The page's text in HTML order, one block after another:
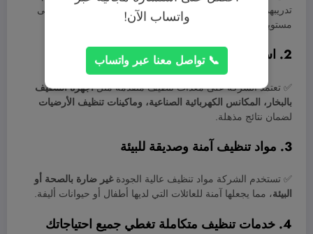
واتساب الآن!
📞 تواصل معنا عبر واتساب
تدريبهم على أحدث تقنيات وأساليب التنظيف لضمان تحقيق أعلى
مستويات النظافة.
2. استخدام أحدث المعدات والتقنيات
✅ تعتمد الشركة على معدات تنظيف متقدمة مثلأجهزة التنظيف
بالبخار، المكانس الكهربائية الصناعية، وماكينات تنظيف الأرضيات
لضمان نتائج مذهلة.
3. مواد تنظيف آمنة وصديقة للبيئة
✅ تستخدم الشركة مواد تنظيف عالية الجودةغير ضارة بالصحة أو
البيئة، مما يجعلها آمنة للعائلات التي لديها أطفال أو حيوانات أليفة.
4. خدمات تنظيف متكاملة تغطي جميع احتياجاتك